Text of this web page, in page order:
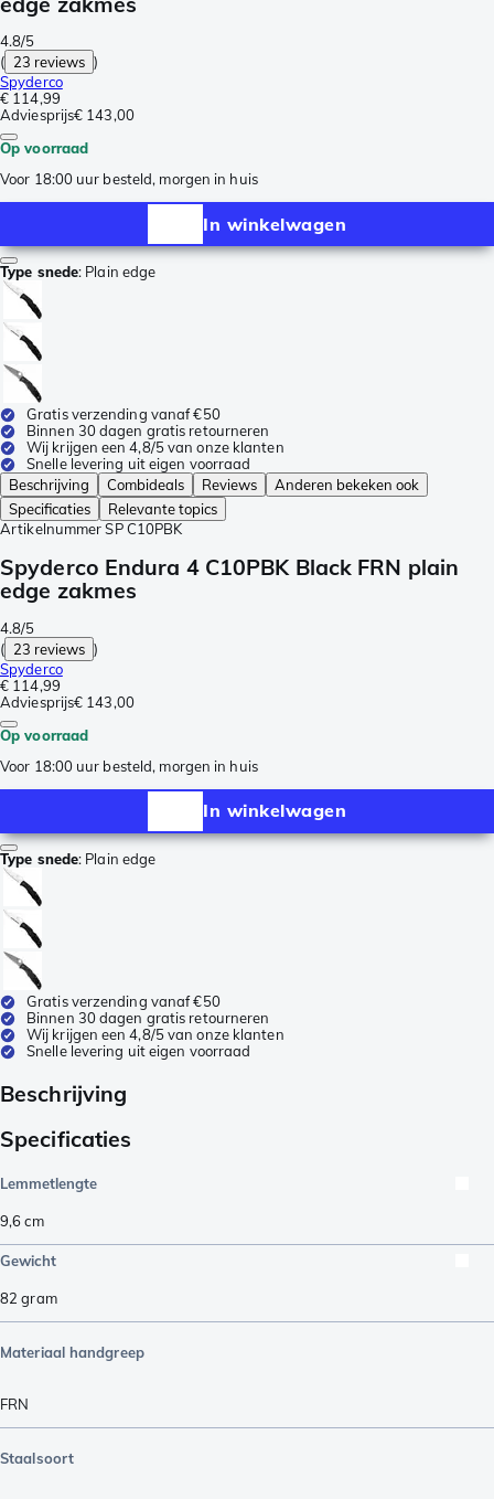
4.8/5
( 23 reviews )
Spyderco
€ 114,99
Adviesprijs€ 143,00
Op voorraad
Voor 18:00 uur besteld, morgen in huis
In winkelwagen
Type snede: Plain edge
Gratis verzending vanaf €50
Binnen 30 dagen gratis retourneren
Wij krijgen een 4,8/5 van onze klanten
Snelle levering uit eigen voorraad
Beschrijving
Combideals Reviews
Anderen bekeken ook
Specificaties
Relevante topics
Artikelnummer SP C10PBK
Spyderco Endura 4 C10PBK Black FRN plain
edge zakmes
4.8/5
( 23 reviews )
Spyderco
€ 114,99
Adviesprijs€ 143,00
Op voorraad
Voor 18:00 uur besteld, morgen in huis
In winkelwagen
Type snede: Plain edge
Gratis verzending vanaf €50
Binnen 30 dagen gratis retourneren
Wij krijgen een 4,8/5 van onze klanten
Snelle levering uit eigen voorraad
Beschrijving
Specificaties
Lemmetlengte
9,6cm
Gewicht
82 gram
Materiaal handgreep
FRN
Staalsoort